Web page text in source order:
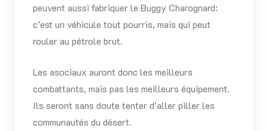
peuvent aussi fabriquer le Buggy Charognard:
c’est un véhicule tout pourris, mais qui peut
rouler au pétrole brut.
Les asociaux auront donc les meilleurs
combattants, mais pas les meilleurs équipement.
Ils seront sans doute tenter d’aller piller les
communautés du désert.